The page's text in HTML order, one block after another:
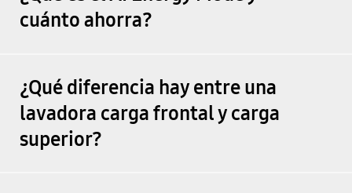
cuánto ahorra?
¿Qué diferencia hay entre una
lavadora carga frontal y carga
superior?